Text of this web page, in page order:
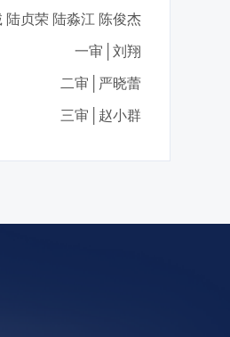
陆贞荣 陆淼江 陈俊杰
一审│刘翔
二审│严晓蕾
三审│赵小群